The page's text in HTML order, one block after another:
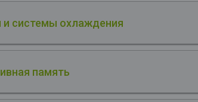
и системы охлаждения
память